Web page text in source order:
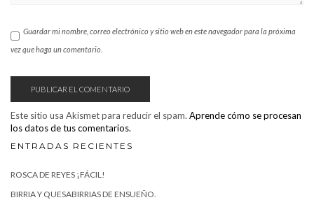
Guardar mi nombre, correo electrónico y sitio web en este navegador para la próxima
vez que haga un comentario.
Este sitio usa Akismet para reducir el spam. Aprende cómo se procesan
los datos de tus comentarios.
ENTRADAS RECIENTES
ROSCA DE REYES ¡FÁCIL!
BIRRIA Y QUESABIRRIAS DE ENSUEÑO.